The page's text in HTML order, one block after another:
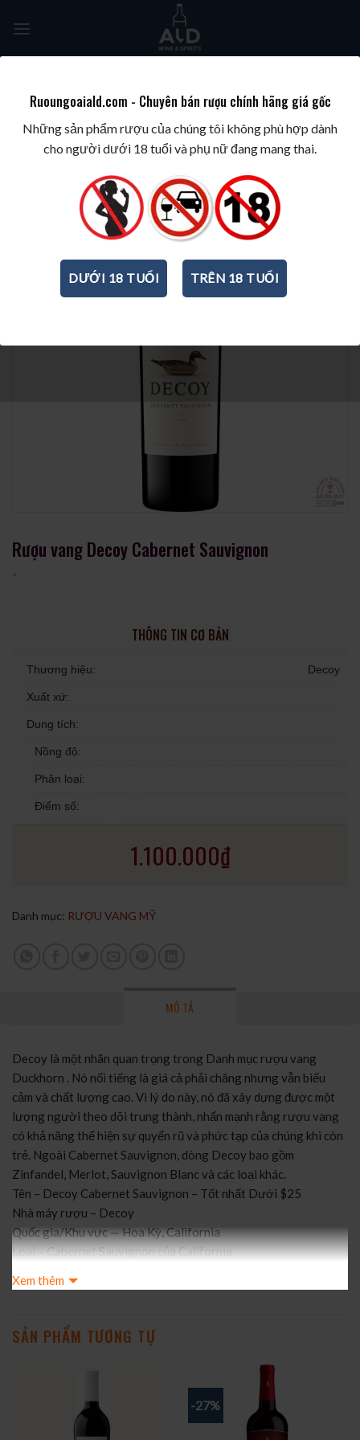
TRANG CHỦ / WINE/BIA/SAKE/SOJU / RƯỢU VANG MỸ
Rượu vang Decoy Cabernet Sauvignon
-
THÔNG TIN CƠ BẢN
Thương hiệu: Decoy
Xuất xứ:
Dung tích:
Nồng độ:
Phân loại:
Điểm số:
1.100.000₫
Danh mục: RƯỢU VANG MỸ
MÔ TẢ
Decoy là một nhãn quan trọng trong Danh mục rượu vang
Duckhorn . Nó nổi tiếng là giá cả phải chăng nhưng vẫn biểu
cảm và chất lượng cao. Vì lý do này, nó đã xây dựng được một
lượng người theo dõi trung thành, nhấn mạnh rằng rượu vang
có khả năng thể hiện sự quyến rũ và phức tạp của chúng khi còn
trẻ. Ngoài Cabernet Sauvignon, dòng Decoy bao gồm
Zinfandel, Merlot, Sauvignon Blanc và các loại khác.
Tên – Decoy Cabernet Sauvignon – Tốt nhất Dưới $25
Nhà máy rượu – Decoy
Quốc gia/Khu vực — Hoa Kỳ, California
Loại – Cabernet Sauvignon của California
hương, hoa hồi
Hương vị – Quả mâm xôi, Cây mâm xôi, Quả sung, Quả mận,
Sôcôla, Ca cao, Gia vị quế, Vani, Cassis
Kết hợp — Bánh mì kẹp thịt Angus đen, Thịt nướng, Thịt cừu,
Xem thêm
SẢN PHẨM TƯƠNG TỰ
-27%
Ruoungoaiald.com - Chuyên bán rượu chính hãng giá gốc
Những sản phẩm rượu của chúng tôi không phù hợp dành
cho người dưới 18 tuổi và phụ nữ đang mang thai.
DƯỚI 18 TUỔI TRÊN 18 TUỔI